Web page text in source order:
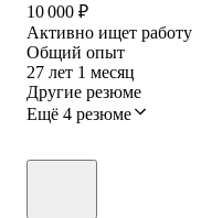
10 000 ₽
Активно ищет работу
Общий опыт
27 лет 1 месяц
Другие резюме
Ещё 4 резюме